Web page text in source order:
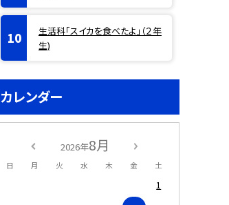
生活科「スイカを食べたよ」（２年
生)
カレンダー
2026年8月
日 月 火 水 木 金 土
1